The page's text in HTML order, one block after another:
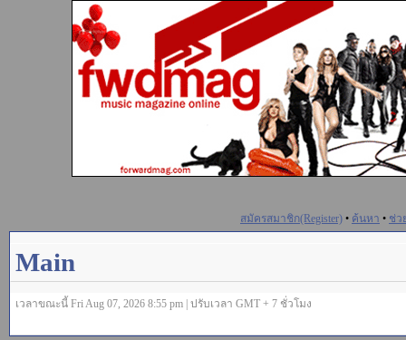
สมัครสมาชิก(Register) • ค้นหา • ช่ว
Main
เวลาขณะนี้ Fri Aug 07, 2026 8:55 pm | ปรับเวลา GMT + 7 ชั่วโมง